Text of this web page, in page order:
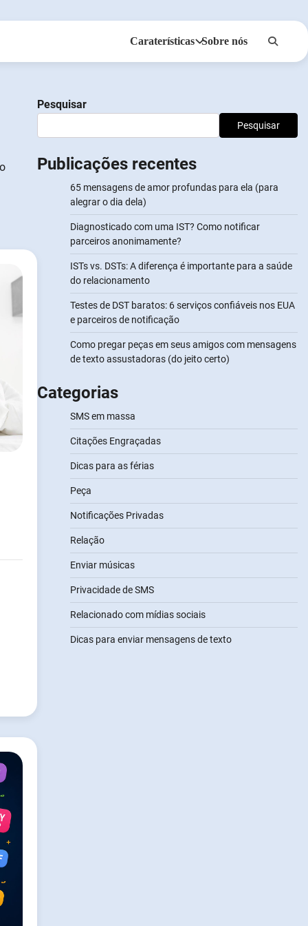
Caraterísticas Sobre nós
Pesquisar
Pesquisar
Publicações recentes
65 mensagens de amor profundas para ela (para
alegrar o dia dela)
Diagnosticado com uma IST? Como notificar
parceiros anonimamente?
ISTs vs. DSTs: A diferença é importante para a saúde
do relacionamento
Testes de DST baratos: 6 serviços confiáveis nos EUA
e parceiros de notificação
Como pregar peças em seus amigos com mensagens
de texto assustadoras (do jeito certo)
Categorias
SMS em massa
Citações Engraçadas
Dicas para as férias
Peça
Notificações Privadas
Relação
Enviar músicas
Privacidade de SMS
Relacionado com mídias sociais
Dicas para enviar mensagens de texto